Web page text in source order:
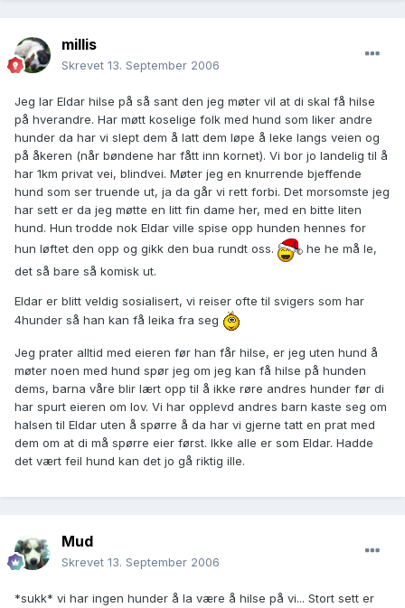
millis
Skrevet 13. September 2006
Jeg lar Eldar hilse på så sant den jeg møter vil at di skal få hilse
på hverandre. Har møtt koselige folk med hund som liker andre
hunder da har vi slept dem å latt dem løpe å leke langs veien og
på åkeren (når bøndene har fått inn kornet). Vi bor jo landelig til å
har 1km privat vei, blindvei. Møter jeg en knurrende bjeffende
hund som ser truende ut, ja da går vi rett forbi. Det morsomste jeg
har sett er da jeg møtte en litt fin dame her, med en bitte liten
hund. Hun trodde nok Eldar ville spise opp hunden hennes for
hun løftet den opp og gikk den bua rundt oss.
he he må le,
det så bare så komisk ut.
Eldar er blitt veldig sosialisert, vi reiser ofte til svigers som har
4hunder så han kan få leika fra seg
Jeg prater alltid med eieren før han får hilse, er jeg uten hund å
møter noen med hund spør jeg om jeg kan få hilse på hunden
dems, barna våre blir lært opp til å ikke røre andres hunder før di
har spurt eieren om lov. Vi har opplevd andres barn kaste seg om
halsen til Eldar uten å spørre å da har vi gjerne tatt en prat med
dem om at di må spørre eier først. Ikke alle er som Eldar. Hadde
det vært feil hund kan det jo gå riktig ille.
Mud
Skrevet 13. September 2006
*sukk* vi har ingen hunder å la være å hilse på vi... Stort sett er